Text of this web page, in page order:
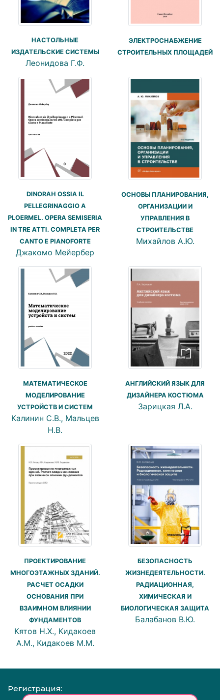
НАСТОЛЬНЫЕ
ИЗДАТЕЛЬСКИЕ СИСТЕМЫ
Леонидова Г.Ф.
ЭЛЕКТРОСНАБЖЕНИЕ
СТРОИТЕЛЬНЫХ ПЛОЩАДЕЙ
DINORAH OSSIA IL
PELLEGRINAGGIO A
PLOERMEL. OPERA SEMISERIA
IN TRE ATTI. COMPLETA PER
CANTO E PIANOFORTE
Джакомо Мейербер
ОСНОВЫ ПЛАНИРОВАНИЯ,
ОРГАНИЗАЦИИ И
УПРАВЛЕНИЯ В
СТРОИТЕЛЬСТВЕ
Михайлов А.Ю.
МАТЕМАТИЧЕСКОЕ
МОДЕЛИРОВАНИЕ
УСТРОЙСТВ И СИСТЕМ
Калинин С.В., Мальцев
Н.В.
АНГЛИЙСКИЙ ЯЗЫК ДЛЯ
ДИЗАЙНЕРА КОСТЮМА
Зарицкая Л.А.
ПРОЕКТИРОВАНИЕ
МНОГОЭТАЖНЫХ ЗДАНИЙ.
РАСЧЕТ ОСАДКИ
ОСНОВАНИЯ ПРИ
ВЗАИМНОМ ВЛИЯНИИ
ФУНДАМЕНТОВ
Кятов Н.Х., Кидакоев
А.М., Кидакоев М.М.
БЕЗОПАСНОСТЬ
ЖИЗНЕДЕЯТЕЛЬНОСТИ.
РАДИАЦИОННАЯ,
ХИМИЧЕСКАЯ И
БИОЛОГИЧЕСКАЯ ЗАЩИТА
Балабанов В.Ю.
Регистрация: